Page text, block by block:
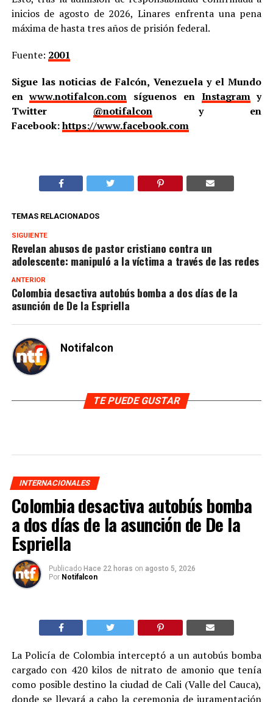
inicios de agosto de 2026, Linares enfrenta una pena
máxima de hasta tres años de prisión federal.
Fuente: 2001
Sigue las noticias de Falcón, Venezuela y el Mundo
enwww.notifalcon.com síguenos en Instagramy
Twitter @notifalcony en
Facebook:https://www.facebook.com
TEMAS RELACIONADOS
SIGUIENTE
Revelan abusos de pastor cristiano contra un
adolescente: manipuló a la víctima a través de las redes
ANTERIOR
Colombia desactiva autobús bomba a dos días de la
asunción de De la Espriella
Notifalcon
TE PUEDE GUSTAR
INTERNACIONALES
Colombia desactiva autobús bomba
a dos días de la asunción de De la
Espriella
Publicado Hace 22 horas on agosto 5, 2026
Por Notifalcon
La Policía de Colombia interceptó a un autobús bomba
cargado con 420 kilos de nitrato de amonio que tenía
como posible destino la ciudad de Cali (Valle del Cauca),
donde se llevará a cabo la ceremonia de juramentación